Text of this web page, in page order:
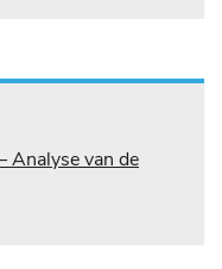
Analyse van de